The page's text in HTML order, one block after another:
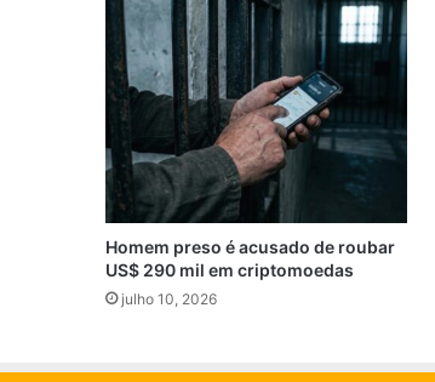
Homem preso é acusado de roubar
US$ 290 mil em criptomoedas
julho 10, 2026